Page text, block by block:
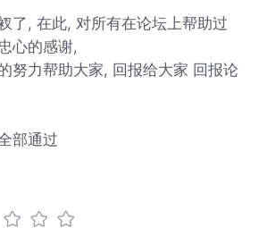
了, 在此, 对所有在论坛上帮助过
心的感谢,
努力帮助大家, 回报给大家 回报论
部通过